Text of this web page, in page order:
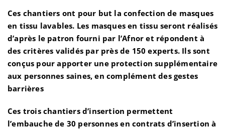
Ces chantiers ont pour but la confection de masques
en tissu lavables. Les masques en tissu seront réalisés
d’après le patron fourni par l’Afnor et répondent à
des critères validés par près de 150 experts. Ils sont
conçus pour apporter une protection supplémentaire
aux personnes saines, en complément des gestes
barrières
Ces trois chantiers d’insertion permettent
l’embauche de 30 personnes en contrats d’insertion à